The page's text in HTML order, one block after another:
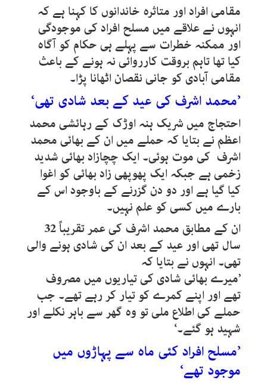
مقامی افراد اور متاثرہ خاندانوں کا کہنا ہے کہ
انہوں نے علاقے میں مسلح افراد کی موجودگی
اور ممکنہ خطرات سے پہلے ہی حکام کو آگاہ
کیا تھا تاہم بروقت کارروائی نہ ہونے کے باعث
مقامی آبادی کو جانی نقصان اٹھانا پڑا۔
’محمد اشرف کی عید کے بعد شادی تھی‘
احتجاج میں شریک ہنہ اوڑک کے رہائشی محمد
اعظم نے بتایا کہ حملے میں ان کے بھائی محمد
اشرف کی موت ہوئی۔ ایک چچازاد بھائی شدید
زخمی ہے جبکہ ایک پھوپھی زاد بھائی کو اغوا
کیا گیا ہے اور دو دن گزرنے کے باوجود اس کے
بارے میں کسی کو علم نہیں۔
ان کے مطابق محمد اشرف کی عمر تقریباً 32
سال تھی اور عید کے بعد ان کی شادی ہونے والی
تھی۔ انہوں نے بتایا کہ
’میرے بھائی شادی کی تیاریوں میں مصروف
تھے اور اپنے کمرے کو تیار کر رہے تھے۔ جب
حملے کی اطلاع ملی تو وہ گھر سے باہر نکلے اور
شہید ہو گئے۔‘
’مسلح افراد کئی ماہ سے پہاڑوں میں
موجود تھے‘